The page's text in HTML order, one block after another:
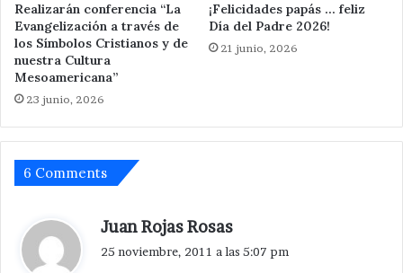
Realizarán conferencia “La
Evangelización a través de
los Símbolos Cristianos y de
nuestra Cultura
Mesoamericana”
23 junio, 2026
¡Felicidades papás … feliz
Día del Padre 2026!
21 junio, 2026
6 Comments
Juan Rojas Rosas
25 noviembre, 2011 a las 5:07 pm